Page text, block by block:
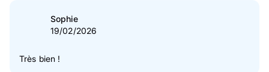
Sophie
19/02/2026
Très bien !